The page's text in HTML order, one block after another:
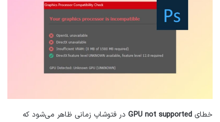
خطای GPU not supported در فتوشاپ زمانی ظاهر می‌شود که